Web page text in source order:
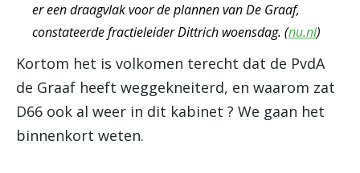
er een draagvlak voor de plannen van De Graaf,
constateerde fractieleider Dittrich woensdag. (nu.nl)
Kortom het is volkomen terecht dat de PvdA
de Graaf heeft weggekneiterd, en waarom zat
D66 ook al weer in dit kabinet ? We gaan het
binnenkort weten.